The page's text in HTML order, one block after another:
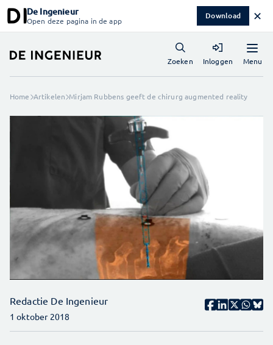
De Ingenieur
Open deze pagina in de app Download ✕
Menu
Zoeken Inloggen
Home Artikelen Mirjam Rubbens geeft de chirurg augmented reality
Redactie De Ingenieur
1 oktober 2018